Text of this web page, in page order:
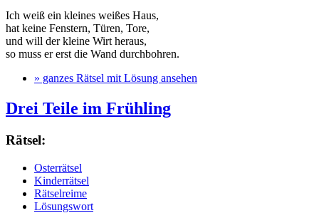
Ich weiß ein kleines weißes Haus,
hat keine Fenstern, Türen, Tore,
und will der kleine Wirt heraus,
so muss er erst die Wand durchbohren.
» ganzes Rätsel mit Lösung ansehen
Drei Teile im Frühling
Rätsel:
Osterrätsel
Kinderrätsel
Rätselreime
Lösungswort